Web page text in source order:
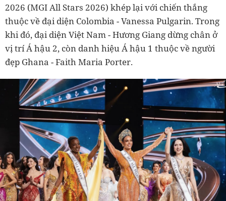
2026 (MGI All Stars 2026) khép lại với chiến thắng
thuộc về đại diện Colombia - Vanessa Pulgarin. Trong
khi đó, đại diện Việt Nam - Hương Giang dừng chân ở
vị trí Á hậu 2, còn danh hiệu Á hậu 1 thuộc về người
đẹp Ghana - Faith Maria Porter.